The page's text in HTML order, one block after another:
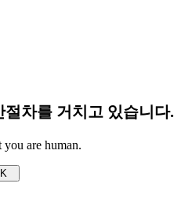
차를 거치고 있습니다.
you are human.